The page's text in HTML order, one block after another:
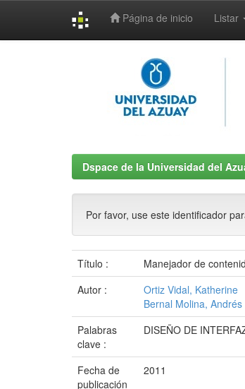
Página de inicio Listar
Dspace de la Universidad del
Por favor, use este identificador
Título :
Manejador de
Autor :
Ortiz Vidal, Katherine
Bernal Molina, Andrés
Palabras
clave :
DISEÑO DE
Fecha de
publicación
2011